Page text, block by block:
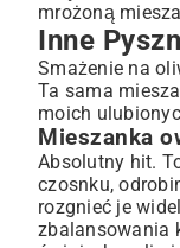
mrożoną
Inne
Smażenie na
Ta sama
moich
Mieszanka
Absolutny hit.
czosnku,
rozgnieć je
zbalansowania